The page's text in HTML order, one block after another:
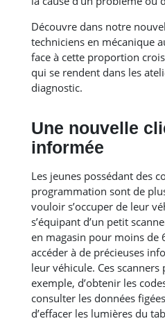
Découvre dans notre
techniciens en mécanique
face à cette proportion
qui se rendent dans les
diagnostic.
Une nouvelle
informée
Les jeunes possédant des
programmation sont de
vouloir s’occuper de leur
s’équipant d’un petit
en magasin pour moins de
accéder à de précieuses
leur véhicule. Ces
exemple, d’obtenir les
consulter les données
d’effacer les lumières du